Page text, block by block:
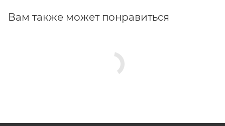
Вам также может понравиться